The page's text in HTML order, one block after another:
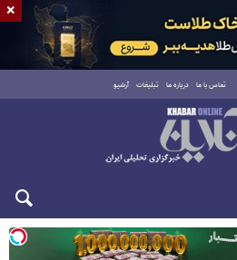
تماس با ما درباره ما تبلیغات آرشیو
×